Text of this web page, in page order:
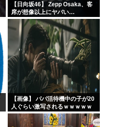
【日向坂46】 Zepp Osaka、客
席が想像以上にヤバい…
【画像】 パパ活待機中の子が20
人ぐらい激写されるｗｗｗｗｗ
ｗｗｗｗｗｗ